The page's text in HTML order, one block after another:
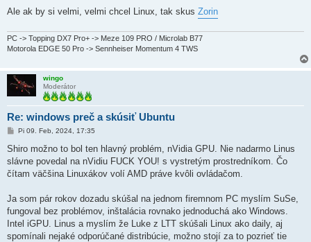
Ale ak by si velmi, velmi chcel Linux, tak skus Zorin
PC -> Topping DX7 Pro+ -> Meze 109 PRO / Microlab B77
Motorola EDGE 50 Pro -> Sennheiser Momentum 4 TWS
wingo
Moderátor
Re: windows preč a skúsiť Ubuntu
P
í
p
e
k
Pi 09. Feb, 2024, 17:35
Shiro možno to bol ten hlavný problém, nVidia GPU. Nie nadarmo Linus
slávne povedal na nVidiu FUCK YOU! s vystretým prostredníkom. Čo
čítam väčšina Linuxákov volí AMD práve kvôli ovládačom.
Ja som pár rokov dozadu skúšal na jednom firemnom PC myslím SuSe,
fungoval bez problémov, inštalácia rovnako jednoduchá ako Windows.
Intel iGPU. Linus a myslím že Luke z LTT skúšali Linux ako daily, aj
spomínali nejaké odporúčané distribúcie, možno stojí za to pozrieť tie